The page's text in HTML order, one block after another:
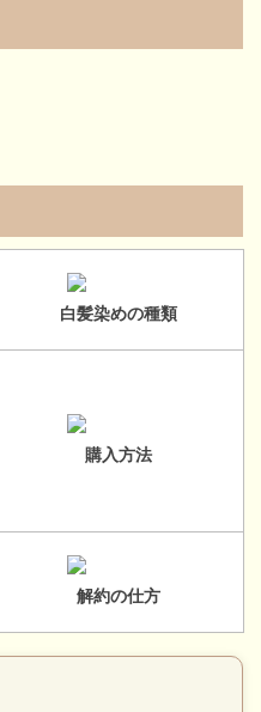
白髪染めの種類
購入方法
解約の仕方